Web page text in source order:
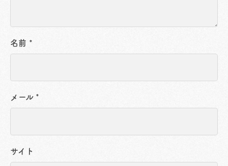
名前 *
メール *
サイト